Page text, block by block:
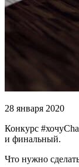
28 января 2020
Конкурс
и финальный.
Что нужно